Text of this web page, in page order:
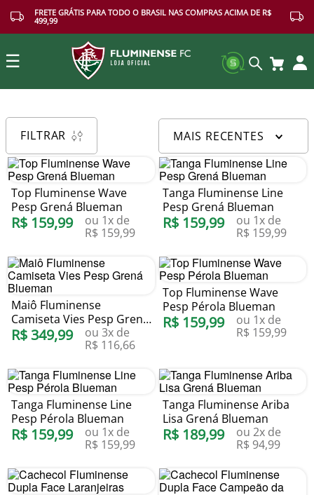
FRETE GRÁTIS PARA TODO O BRASIL NAS COMPRAS ACIMA DE R$
499,99
☰
FILTRAR MAIS RECENTES
Top Fluminense Wave
Pesp Grená Blueman
R$ 159,99 ou 1x de
R$ 159,99
Tanga Fluminense Line
Pesp Grená Blueman
R$ 159,99 ou 1x de
R$ 159,99
Maiô Fluminense
Camiseta Vies Pesp Grená
Blueman
R$ 349,99 ou 3x de
R$ 116,66
Top Fluminense Wave
Pesp Pérola Blueman
R$ 159,99 ou 1x de
R$ 159,99
Tanga Fluminense Line
Pesp Pérola Blueman
R$ 159,99 ou 1x de
R$ 159,99
Tanga Fluminense Ariba
Lisa Grená Blueman
R$ 189,99 ou 2x de
R$ 94,99